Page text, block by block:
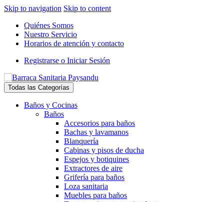
Skip to navigation Skip to content
Quiénes Somos
Nuestro Servicio
Horarios de atención y contacto
Registrarse o Iniciar Sesión
Todas las Categorías
Baños y Cocinas
Baños
Accesorios para baños
Bachas y lavamanos
Blanquería
Cabinas y pisos de ducha
Espejos y botiquines
Extractores de aire
Grifería para baños
Loza sanitaria
Muebles para baños